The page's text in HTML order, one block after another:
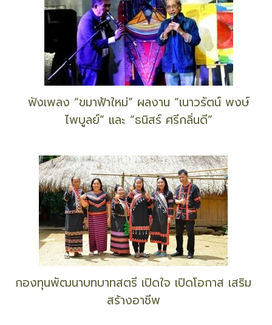
‘อาหารชวนกิน’ : “ข้าวแช่” ที่ “ร้านข้าว”
ตัวแทนรัฐบาล กทม. ตอบทุกคำถาม กรณีปิดสถานที่
กทม. เพิ่ม 22 วัน